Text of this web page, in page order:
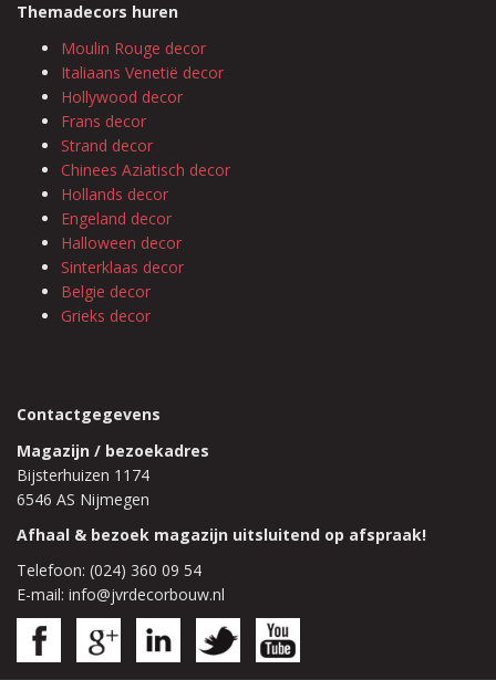
Themadecors huren
Moulin Rouge decor
Italiaans Venetië decor
Hollywood decor
Frans decor
Strand decor
Chinees Aziatisch decor
Hollands decor
Engeland decor
Halloween decor
Sinterklaas decor
Belgie decor
Grieks decor
Contactgegevens
Magazijn / bezoekadres
Bijsterhuizen 1174
6546 AS Nijmegen
Afhaal & bezoek magazijn uitsluitend op afspraak!
Telefoon: (024) 360 09 54
E-mail: info@jvrdecorbouw.nl